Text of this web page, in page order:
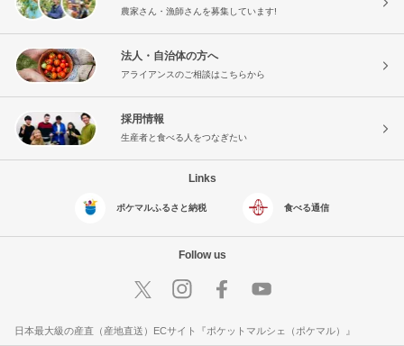
農家さん・漁師さんを募集しています!
法人・自治体の方へ
アライアンスのご相談はこちらから
採用情報
生産者と食べる人をつなぎたい
Links
ポケマルふるさと納税 食べる通信
Follow us
日本最大級の産直（産地直送）ECサイト『ポケットマルシェ（ポケマル）』